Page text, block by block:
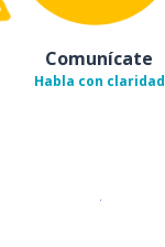
Comunícate
Habla con claridad